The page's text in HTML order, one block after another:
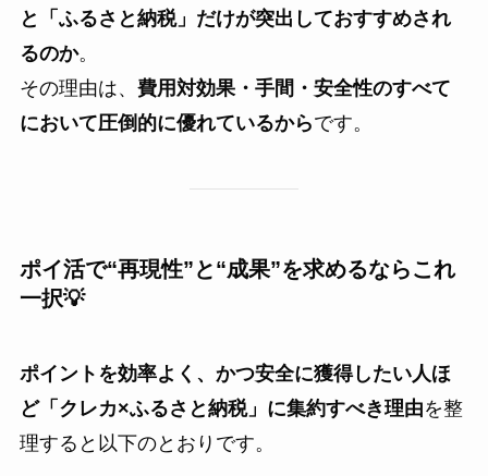
と「ふるさと納税」だけが突出しておすすめされ
るのか。
その理由は、 費用対効果・手間・安全性のすべて
において圧倒的に優れているからです。
ポイ活で“再現性”と“成果”を求めるならこれ
一択💡
ポイントを効率よく、かつ安全に獲得したい人ほ
ど「クレカ×ふるさと納税」に集約すべき理由を整
理すると以下のとおりです。